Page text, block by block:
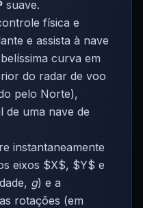
suave.
física e
e assista à nave
curva em
do radar de voo
pelo Norte),
de uma nave de
instantaneamente
eixos $X$, $Y$ e
g) e a
rotações (em